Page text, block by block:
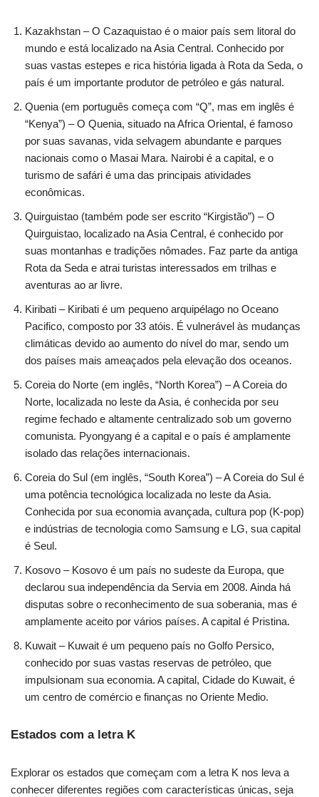
Kazakhstan – O Cazaquistao é o maior país sem litoral do
mundo e está localizado na Asia Central. Conhecido por
suas vastas estepes e rica história ligada à Rota da Seda, o
país é um importante produtor de petróleo e gás natural.
Quenia (em português começa com “Q”, mas em inglês é
“Kenya”) – O Quenia, situado na Africa Oriental, é famoso
por suas savanas, vida selvagem abundante e parques
nacionais como o Masai Mara. Nairobi é a capital, e o
turismo de safári é uma das principais atividades
econômicas.
Quirguistao (também pode ser escrito “Kirgistão”) – O
Quirguistao, localizado na Asia Central, é conhecido por
suas montanhas e tradições nômades. Faz parte da antiga
Rota da Seda e atrai turistas interessados em trilhas e
aventuras ao ar livre.
Kiribati – Kiribati é um pequeno arquipélago no Oceano
Pacifico, composto por 33 atóis. É vulnerável às mudanças
climáticas devido ao aumento do nível do mar, sendo um
dos países mais ameaçados pela elevação dos oceanos.
Coreia do Norte (em inglês, “North Korea”) – A Coreia do
Norte, localizada no leste da Asia, é conhecida por seu
regime fechado e altamente centralizado sob um governo
comunista. Pyongyang é a capital e o país é amplamente
isolado das relações internacionais.
Coreia do Sul (em inglês, “South Korea”) – A Coreia do Sul é
uma potência tecnológica localizada no leste da Asia.
Conhecida por sua economia avançada, cultura pop (K-pop)
e indústrias de tecnologia como Samsung e LG, sua capital
é Seul.
Kosovo – Kosovo é um país no sudeste da Europa, que
declarou sua independência da Servia em 2008. Ainda há
disputas sobre o reconhecimento de sua soberania, mas é
amplamente aceito por vários países. A capital é Pristina.
Kuwait – Kuwait é um pequeno país no Golfo Persico,
conhecido por suas vastas reservas de petróleo, que
impulsionam sua economia. A capital, Cidade do Kuwait, é
um centro de comércio e finanças no Oriente Medio.
Estados com a letra K
Explorar os estados que começam com a letra K nos leva a
conhecer diferentes regiões com características únicas, seja